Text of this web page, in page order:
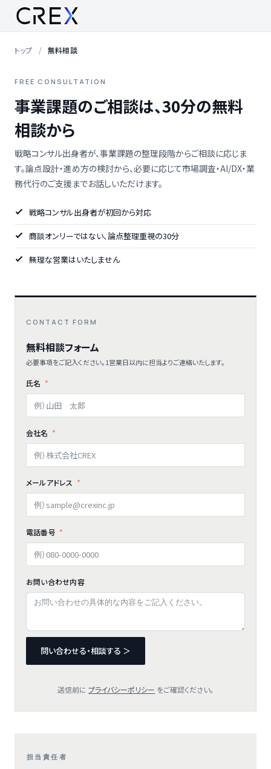
トップ 無料相談
FREE CONSULTATION
事業課題のご相談は、30分の無料
相談から
戦略コンサル出身者が、事業課題の整理段階からご相談に応じま
す。論点設計・進め方の検討から、必要に応じて市場調査・AI/DX・業
務代行のご支援までお話しいただけます。
戦略コンサル出身者が初回から対応
商談オンリーではない、論点整理重視の30分
無理な営業はいたしません
CONTACT FORM
無料相談フォーム
必要事項をご記入ください。1営業日以内に担当よりご連絡いたします。
氏名
会社名
メールアドレス
電話番号
お問い合わせ内容
問い合わせる・相談する ＞
送信前に プライバシーポリシー をご確認ください。
担当責任者